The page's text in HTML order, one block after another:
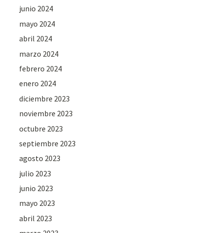
junio 2024
mayo 2024
abril 2024
marzo 2024
febrero 2024
enero 2024
diciembre 2023
noviembre 2023
octubre 2023
septiembre 2023
agosto 2023
julio 2023
junio 2023
mayo 2023
abril 2023